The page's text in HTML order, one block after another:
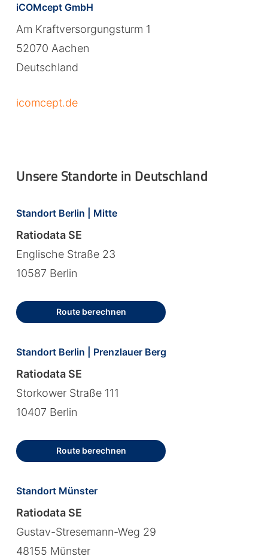
iCOMcept GmbH
Am Kraftversorgungsturm 1
52070 Aachen
Deutschland
icomcept.de
Unsere Standorte in Deutschland
Standort Berlin | Mitte
Ratiodata SE
Englische Straße 23
10587 Berlin
Route berechnen
Standort Berlin | Prenzlauer Berg
Ratiodata SE
Storkower Straße 111
10407 Berlin
Route berechnen
Standort Münster
Ratiodata SE
Gustav-Stresemann-Weg 29
48155 Münster